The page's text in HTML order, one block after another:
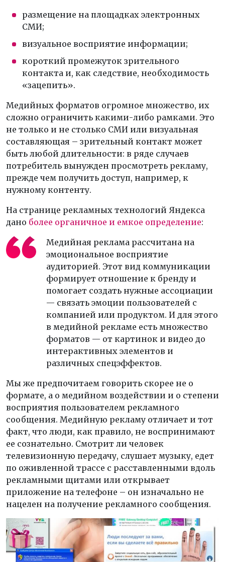
размещение на площадках электронных
СМИ;
визуальное восприятие информации;
короткий промежуток зрительного
контакта и, как следствие, необходимость
«зацепить».
Медийных форматов огромное множество, их
сложно ограничить какими-либо рамками. Это
не только и не столько СМИ или визуальная
составляющая – зрительный контакт может
быть любой длительности: в ряде случаев
потребитель вынужден просмотреть рекламу,
прежде чем получить доступ, например, к
нужному контенту.
На странице рекламных технологий Яндекса
дано более органичное и емкое определение:
Медийная реклама рассчитана на
эмоциональное восприятие
аудиторией. Этот вид коммуникации
формирует отношение к бренду и
помогает создать нужные ассоциации
— связать эмоции пользователей с
компанией или продуктом. И для этого
в медийной рекламе есть множество
форматов — от картинок и видео до
интерактивных элементов и
различных спецэффектов.
Мы же предпочитаем говорить скорее не о
формате, а о медийном воздействии и о степени
восприятия пользователем рекламного
сообщения. Медийную рекламу отличает и тот
факт, что люди, как правило, не воспринимают
ее сознательно. Смотрит ли человек
телевизионную передачу, слушает музыку, едет
по оживленной трассе с расставленными вдоль
рекламными щитами или открывает
приложение на телефоне – он изначально не
нацелен на получение рекламного сообщения.